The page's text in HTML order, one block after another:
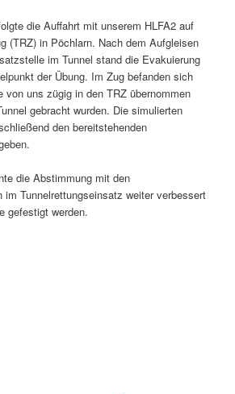
die Auffahrt mit unserem HLFA2 auf
(TRZ) in Pöchlarn. Nach dem Aufgleisen
im Tunnel stand die Evakuierung
der Übung. Im Zug befanden sich
von uns zügig in den TRZ übernommen
gebracht wurden. Die simulierten
den bereitstehenden
die Abstimmung mit den
im Tunnelrettungseinsatz weiter verbessert
gefestigt werden.